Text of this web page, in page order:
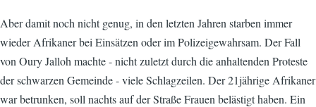
Aber damit noch nicht genug, in den letzten Jahren starben immer
wieder Afrikaner bei Einsätzen oder im Polizeigewahrsam. Der Fall
von Oury Jalloh machte - nicht zuletzt durch die anhaltenden Proteste
der schwarzen Gemeinde - viele Schlagzeilen. Der 21jährige Afrikaner
war betrunken, soll nachts auf der Straße Frauen belästigt haben. Ein